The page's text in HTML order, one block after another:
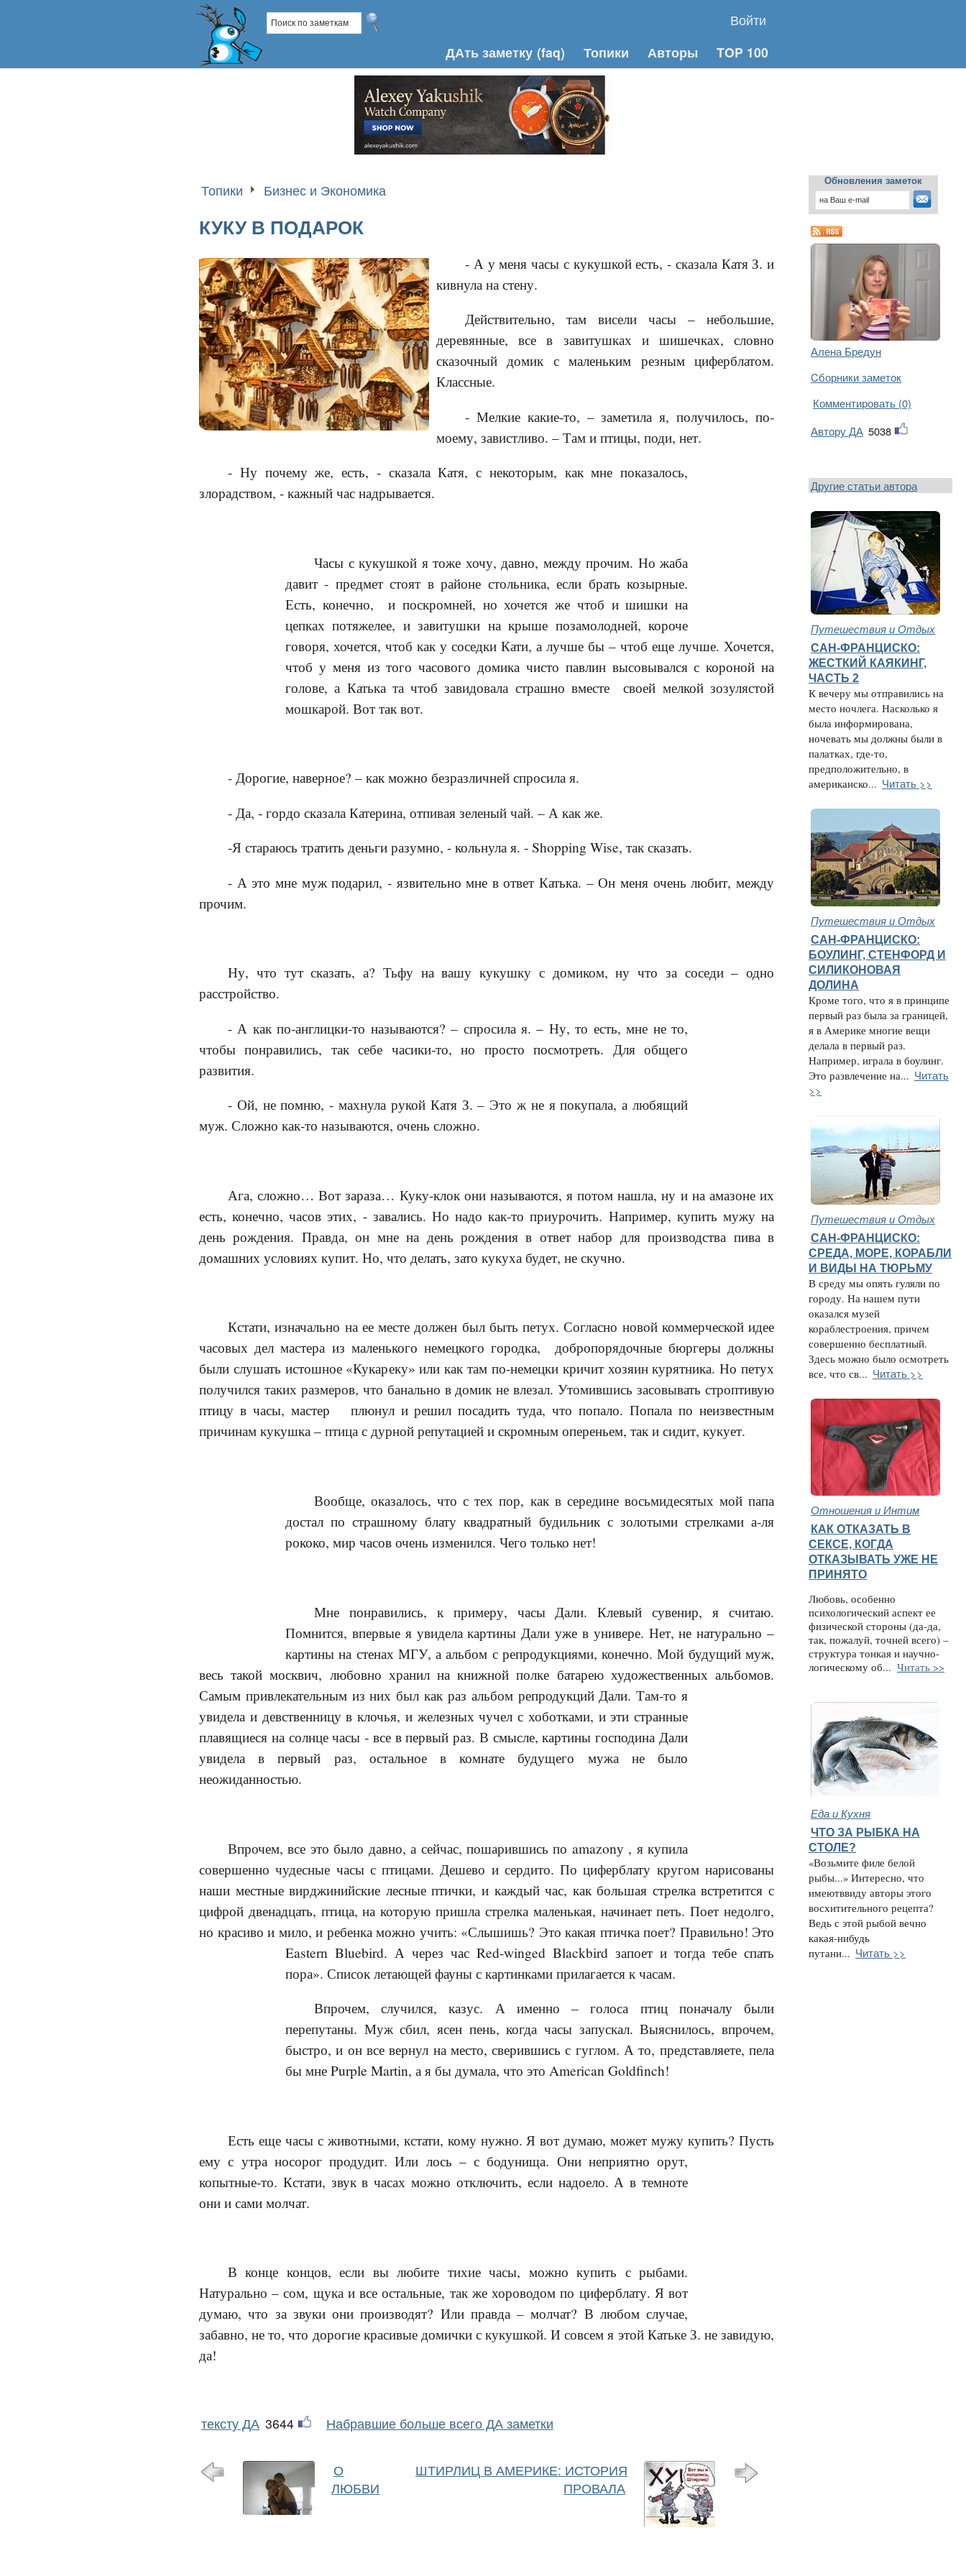
Войти
ДАть заметку (faq) Топики Авторы TOP 100
Топики Бизнес и Экономика
КУКУ В ПОДАРОК
- А у меня часы с кукушкой есть, - сказала Катя З. и
кивнула на стену.
Действительно, там висели часы – небольшие,
деревянные, все в завитушках и шишечках, словно
сказочный домик с маленьким резным циферблатом.
Классные.
- Мелкие какие-то, – заметила я, получилось, по-
моему, завистливо. – Там и птицы, поди, нет.
- Ну почему же, есть, - сказала Катя, с некоторым, как мне показалось,
злорадством, - кажный час надрывается.
Часы с кукушкой я тоже хочу, давно, между прочим. Но жаба
давит - предмет стоят в районе стольника, если брать козырные.
Есть, конечно, и поскромней, но хочется же чтоб и шишки на
цепках потяжелее, и завитушки на крыше позамолодней, короче
говоря, хочется, чтоб как у соседки Кати, а лучше бы – чтоб еще лучше. Хочется,
чтоб у меня из того часового домика чисто павлин высовывался с короной на
голове, а Катька та чтоб завидовала страшно вместе своей мелкой зозулястой
мошкарой. Вот так вот.
- Дорогие, наверное? – как можно безразличней спросила я.
- Да, - гордо сказала Катерина, отпивая зеленый чай. – А как же.
-Я стараюсь тратить деньги разумно, - кольнула я. - Shopping Wise, так сказать.
- А это мне муж подарил, - язвительно мне в ответ Катька. – Он меня очень любит, между
прочим.
Ну, что тут сказать, а? Тьфу на вашу кукушку с домиком, ну что за соседи – одно
расстройство.
- А как по-англицки-то называются? – спросила я. – Ну, то есть, мне не то,
чтобы понравились, так себе часики-то, но просто посмотреть. Для общего
развития.
- Ой, не помню, - махнула рукой Катя З. – Это ж не я покупала, а любящий
муж. Сложно как-то называются, очень сложно.
Ага, сложно… Вот зараза… Куку-клок они называются, я потом нашла, ну и на амазоне их
есть, конечно, часов этих, - завались. Но надо как-то приурочить. Например, купить мужу на
день рождения. Правда, он мне на день рождения в ответ набор для производства пива в
домашних условиях купит. Но, что делать, зато кукуха будет, не скучно.
Кстати, изначально на ее месте должен был быть петух. Согласно новой коммерческой идее
часовых дел мастера из маленького немецкого городка, добропорядочные бюргеры должны
были слушать истошное «Кукареку» или как там по-немецки кричит хозяин курятника. Но петух
получился таких размеров, что банально в домик не влезал. Утомившись засовывать строптивую
птицу в часы, мастер плюнул и решил посадить туда, что попало. Попала по неизвестным
причинам кукушка – птица с дурной репутацией и скромным опереньем, так и сидит, кукует.
Вообще, оказалось, что с тех пор, как в середине восьмидесятых мой папа
достал по страшному блату квадратный будильник с золотыми стрелками а-ля
рококо, мир часов очень изменился. Чего только нет!
Мне понравились, к примеру, часы Дали. Клевый сувенир, я считаю.
Помнится, впервые я увидела картины Дали уже в универе. Нет, не натурально –
картины на стенах МГУ, а альбом с репродукциями, конечно. Мой будущий муж,
весь такой москвич, любовно хранил на книжной полке батарею художественных альбомов.
Самым привлекательным из них был как раз альбом репродукций Дали. Там-то я
увидела и девственницу в клочья, и железных чучел с хоботками, и эти странные
плавящиеся на солнце часы - все в первый раз. В смысле, картины господина Дали
увидела в первый раз, остальное в комнате будущего мужа не было
неожиданностью.
Впрочем, все это было давно, а сейчас, пошарившись по amazonу , я купила
совершенно чудесные часы с птицами. Дешево и сердито. По циферблату кругом нарисованы
наши местные вирджинийские лесные птички, и каждый час, как большая стрелка встретится с
цифрой двенадцать, птица, на которую пришла стрелка маленькая, начинает петь. Поет недолго,
но красиво и мило, и ребенка можно учить: «Слышишь? Это какая птичка поет? Правильно! Это
Eastern Bluebird. А через час Red-winged Blackbird запоет и тогда тебе спать
пора». Список летающей фауны с картинками прилагается к часам.
Впрочем, случился, казус. А именно – голоса птиц поначалу были
перепутаны. Муж сбил, ясен пень, когда часы запускал. Выяснилось, впрочем,
быстро, и он все вернул на место, сверившись с гуглом. А то, представляете, пела
бы мне Purple Martin, а я бы думала, что это American Goldfinch!
Есть еще часы с животными, кстати, кому нужно. Я вот думаю, может мужу купить? Пусть
ему с утра носорог продудит. Или лось – с бодунища. Они неприятно орут,
копытные-то. Кстати, звук в часах можно отключить, если надоело. А в темноте
они и сами молчат.
В конце концов, если вы любите тихие часы, можно купить с рыбами.
Натурально – сом, щука и все остальные, так же хороводом по циферблату. Я вот
думаю, что за звуки они производят? Или правда – молчат? В любом случае,
забавно, не то, что дорогие красивые домички с кукушкой. И совсем я этой Катьке З. не завидую,
да!
тексту ДА 3644 Набравшие больше всего ДА заметки
О
ЛЮБВИ
ШТИРЛИЦ В АМЕРИКЕ: ИСТОРИЯ
ПРОВАЛА
Обновления заметок
Алена Бредун
Cборники заметок
Комментировать (0)
Автору ДА 5038
Другие статьи автора
Путешествия и Отдых
САН-ФРАНЦИСКО:
ЖЕСТКИЙ КАЯКИНГ,
ЧАСТЬ 2
К вечеру мы отправились на
место ночлега. Насколько я
была информирована,
ночевать мы должны были в
палатках, где-то,
предположительно, в
американско... Читать >>
Путешествия и Отдых
САН-ФРАНЦИСКО:
БОУЛИНГ, СТЕНФОРД И
СИЛИКОНОВАЯ
ДОЛИНА
Кроме того, что я в принципе
первый раз была за границей,
я в Америке многие вещи
делала в первый раз.
Например, играла в боулинг.
Это развлечение на... Читать
>>
Путешествия и Отдых
САН-ФРАНЦИСКО:
СРЕДА, МОРЕ, КОРАБЛИ
И ВИДЫ НА ТЮРЬМУ
В среду мы опять гуляли по
городу. На нашем пути
оказался музей
кораблестроения, причем
совершенно бесплатный.
Здесь можно было осмотреть
все, что св... Читать >>
Отношения и Интим
КАК ОТКАЗАТЬ В
СЕКСЕ, КОГДА
ОТКАЗЫВАТЬ УЖЕ НЕ
ПРИНЯТО
Любовь, особенно
психологический аспект ее
физической стороны (да-да,
так, пожалуй, точней всего) –
структура тонкая и научно-
логическому об... Читать >>
Еда и Кухня
ЧТО ЗА РЫБКА НА
СТОЛЕ?
«Возьмите филе белой
рыбы...» Интересно, что
имеютввиду авторы этого
восхитительного рецепта?
Ведь с этой рыбой вечно
какая-нибудь
путани... Читать >>